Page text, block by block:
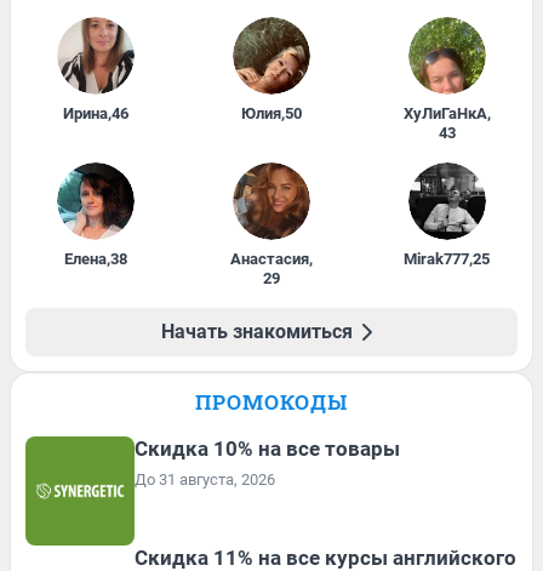
Ирина,46 Юлия,50 ХуЛиГаНкА,
43
Елена,38 Анастасия,
29
Mirak777,25
Начать знакомиться
ПРОМОКОДЫ
Скидка 10% на все товары
До 31 августа, 2026
Скидка 11% на все курсы английского